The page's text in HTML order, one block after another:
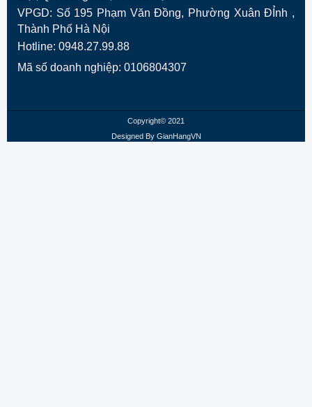
VPGD: Số 195 Phạm Văn Đồng, Phường Xuân ĐỈnh ,
Thành Phố Hà Nội
Hotline: 0948.27.99.88
Mã số doanh nghiệp: 0106804307
Copyright© 2021
Designed By GianHangVN